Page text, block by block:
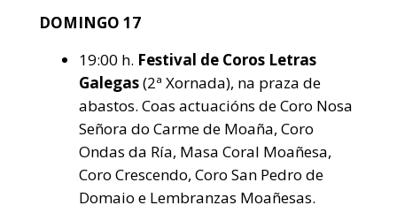
DOMINGO 17
19:00 h. Festival de Coros Letras
Galegas(2ª Xornada), na praza de
abastos. Coas actuacións de Coro Nosa
Señora do Carme de Moaña, Coro
Ondas da Ría, Masa Coral Moañesa,
Coro Crescendo, Coro San Pedro de
Domaio e Lembranzas Moañesas.